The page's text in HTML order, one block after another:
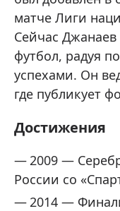
матче Лиги
Сейчас
футбол, радуя
успехами. Он
где публикует
Достижения
2009 —
России со
2014 —